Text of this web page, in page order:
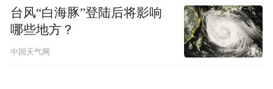
台风“白海豚”登陆后将影响
哪些地方？
中国天气网